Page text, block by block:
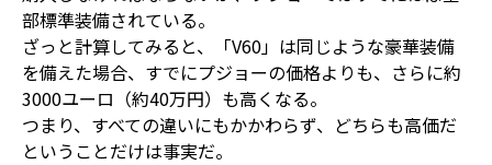
部標準装備されている。
ざっと計算してみると、「V60」は同じような豪華装備
を備えた場合、すでにプジョーの価格よりも、さらに約
3000ユーロ（約40万円）も高くなる。
つまり、すべての違いにもかかわらず、どちらも高価だ
ということだけは事実だ。